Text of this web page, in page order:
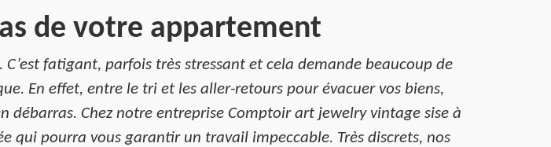
de votre appartement
fatigant, parfois très stressant et cela demande beaucoup de
En effet, entre le tri et les aller-retours pour évacuer vos biens,
débarras. Chez notre entreprise Comptoir art jewelry vintage sise à
qui pourra vous garantir un travail impeccable. Très discrets, nos